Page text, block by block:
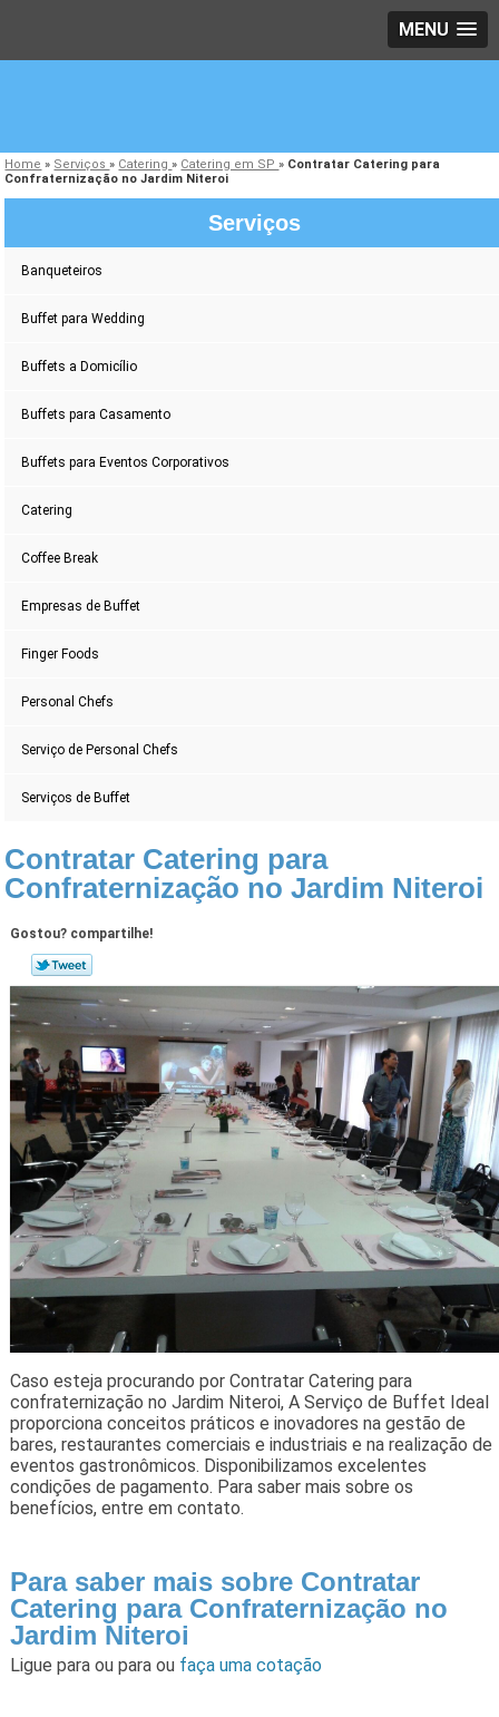
MENU
Home » Serviços» Catering» Catering em SP» Contratar Catering para
Confraternização no Jardim Niteroi
Serviços
Banqueteiros
Buffet para Wedding
Buffets a Domicílio
Buffets para Casamento
Buffets para Eventos Corporativos
Catering
Coffee Break
Empresas de Buffet
Finger Foods
Personal Chefs
Serviço de Personal Chefs
Serviços de Buffet
Contratar Catering para
Confraternização no Jardim Niteroi
Gostou? compartilhe!
Caso esteja procurando por Contratar Catering para
confraternização no Jardim Niteroi, A Serviço de Buffet Ideal
proporciona conceitos práticos e inovadores na gestão de
bares, restaurantes comerciais e industriais e na realização de
eventos gastronômicos. Disponibilizamos excelentes
condições de pagamento. Para saber mais sobre os
benefícios, entre em contato.
Para saber mais sobre Contratar
Catering para Confraternização no
Jardim Niteroi
Ligue para ou para ou faça uma cotação